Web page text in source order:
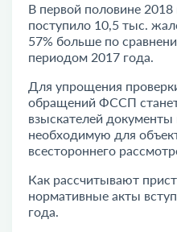
В первой половине 2018
поступило 10,5 тыс.
57% больше по
периодом 2017 года.
Для упрощения
обращений ФССП
взыскателей
необходимую для
всестороннего
Как рассчитывают
нормативные акты
года.